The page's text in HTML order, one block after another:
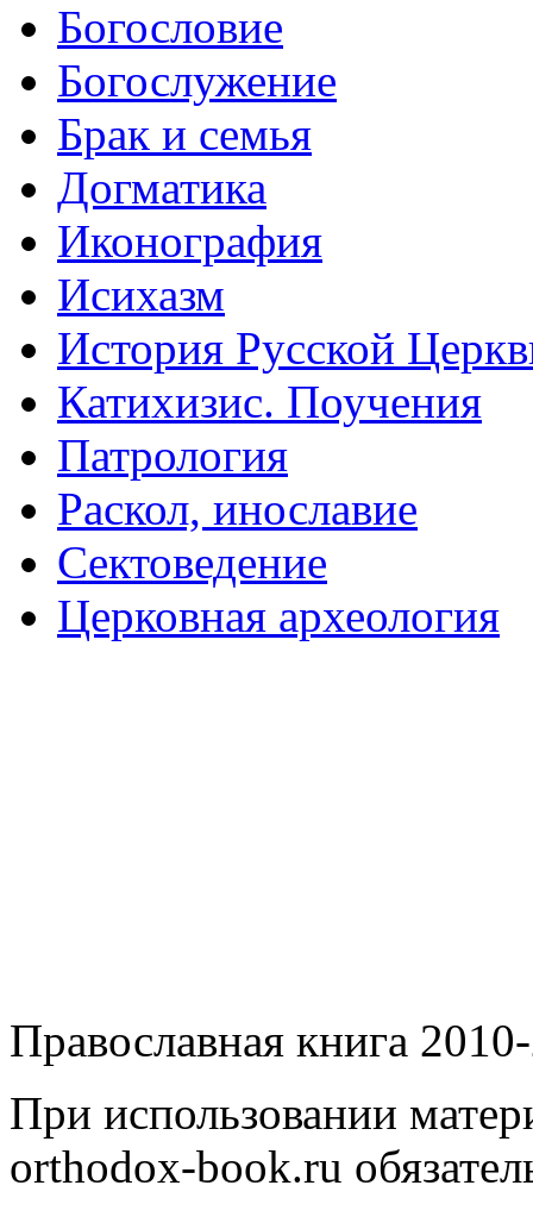
Богословие
Богослужение
Брак и семья
Догматика
Иконография
Исихазм
История Русской
Катихизис. Поучения
Патрология
Раскол, инославие
Сектоведение
Церковная археология
Православная книга
При использовании
orthodox-book.ru